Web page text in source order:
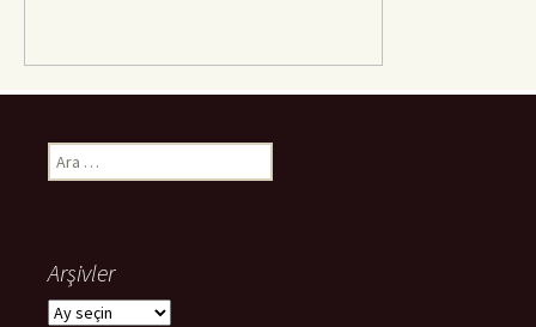
Arama:
Arşivler
Arşivler